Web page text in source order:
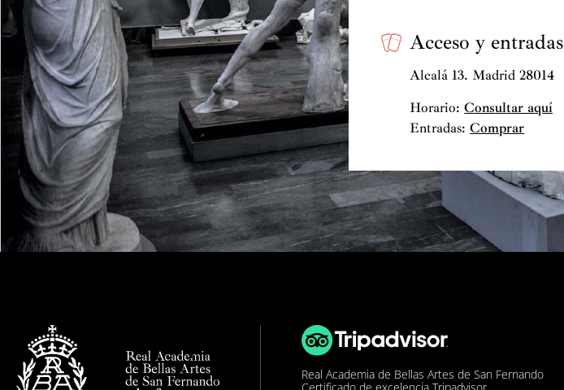
Acceso y entradas
Alcalá 13. Madrid 28014
Horario:Consultar aquí
Entradas:Comprar
Real Academia de Bellas Artes de San Fernando